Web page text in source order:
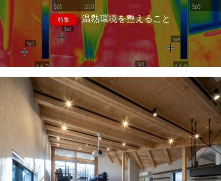
特集 温熱環境を整えること